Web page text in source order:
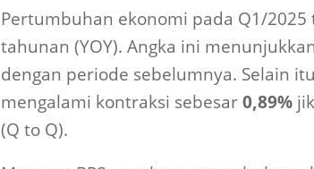
Pertumbuhan ekonomi pada Q1/2025
tahunan (YOY). Angka ini
dengan periode sebelumnya. Selain
mengalami kontraksi sebesar 0,89%
(Q to Q).